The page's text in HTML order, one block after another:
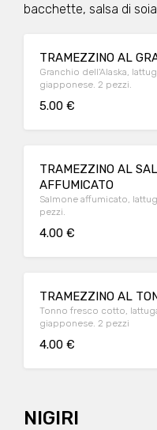
bacchette, salsa di
TRAMEZZINO AL
Granchio dell'Alaska,
giapponese. 2 pezzi.
5.00 €
TRAMEZZINO AL
AFFUMICATO
Salmone affumicato,
pezzi.
4.00 €
TRAMEZZINO AL
Tonno fresco cotto,
giapponese. 2 pezzi
4.00 €
NIGIRI